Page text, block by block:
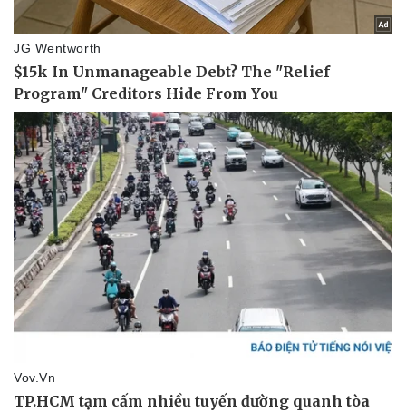
Pháp luật
Vụ án
Tin nóng
Tư vấn luật
Quân sự - Quốc phòng
Vũ khí
Việt Nam
Phân tích